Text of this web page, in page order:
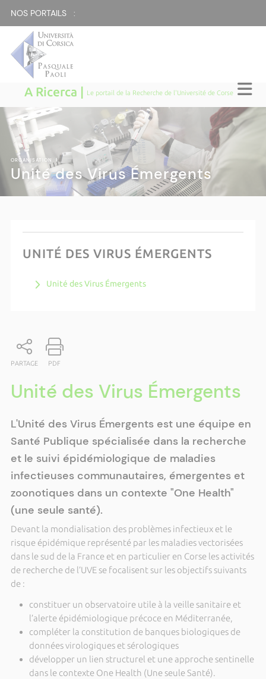
NOS PORTAILS :
A Ricerca | Le portail de la Recherche de l'Université de Corse
ORGANISATION |
Unité des Virus Émergents
UNITÉ DES VIRUS ÉMERGENTS
Unité des Virus Émergents
PARTAGE PDF
Unité des Virus Émergents
L'Unité des Virus Émergents est une équipe en
Santé Publique spécialisée dans la recherche
et le suivi épidémiologique de maladies
infectieuses communautaires, émergentes et
zoonotiques dans un contexte "One Health"
(une seule santé).
Devant la mondialisation des problèmes infectieux et le
risque épidémique représenté par les maladies vectorisées
dans le sud de la France et en particulier en Corse les activités
de recherche de l’UVE se focalisent sur les objectifs suivants
de :
constituer un observatoire utile à la veille sanitaire et
l’alerte épidémiologique précoce en Méditerranée,
compléter la constitution de banques biologiques de
données virologiques et sérologiques
développer un lien structurel et une approche sentinelle
dans le contexte One Health (Une seule Santé).